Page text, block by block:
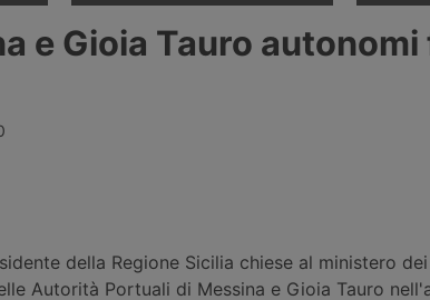
2026
e
valutando l’acquisizione della quota
italiani,
avviati
e Gioia Tauro autonomi
della Regione Sicilia chiese al ministero
Autorità Portuali di Messina e Gioia Tauro